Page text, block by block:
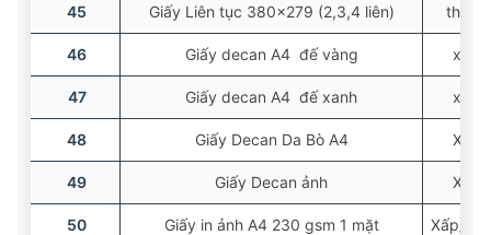
45 Giấy Liên tục 380×279 (2,3,4 liên) thùng
46 Giấy decan A4 đế vàng xấp
47 Giấy decan A4 đế xanh xấp
48 Giấy Decan Da Bò A4 Xấp
49 Giấy Decan ảnh Xấp
50 Giấy in ảnh A4 230 gsm 1 mặt Xấp/50